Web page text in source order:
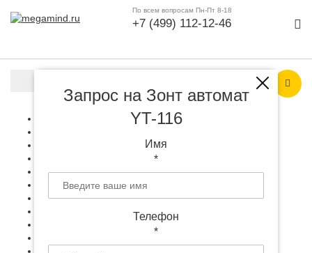
По всем вопросам Пн-Пт 8-18
+7 (499) 112-12-46
+
Подарки к праздникам +
Рюкзаки и сумки +
Одежда, аксессуары +
Запрос на Зонт автомат
YT-116
Имя
*
Телефон
*